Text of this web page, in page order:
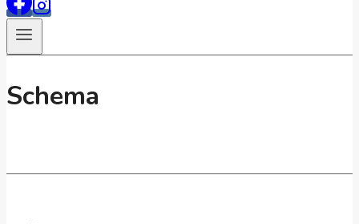
Schema